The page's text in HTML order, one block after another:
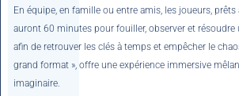
En équipe, en famille ou entre amis, les joueurs, prêts
auront 60 minutes pour fouiller, observer et résoudre
afin de retrouver les clés à temps et empêcher le
grand format », offre une expérience immersive
imaginaire.